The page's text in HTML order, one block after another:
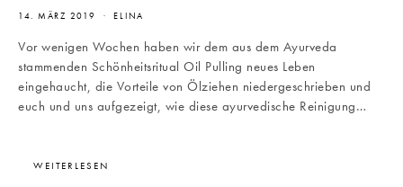
14. MÄRZ 2019 ELINA
Vor wenigen Wochen haben wir dem aus dem Ayurveda
stammenden Schönheitsritual Oil Pulling neues Leben
eingehaucht, die Vorteile von Ölziehen niedergeschrieben und
euch und uns aufgezeigt, wie diese ayurvedische Reinigung…
WEITERLESEN